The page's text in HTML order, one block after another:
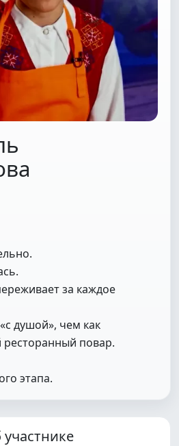
за каждое
душой», чем как
повар.
этапа.